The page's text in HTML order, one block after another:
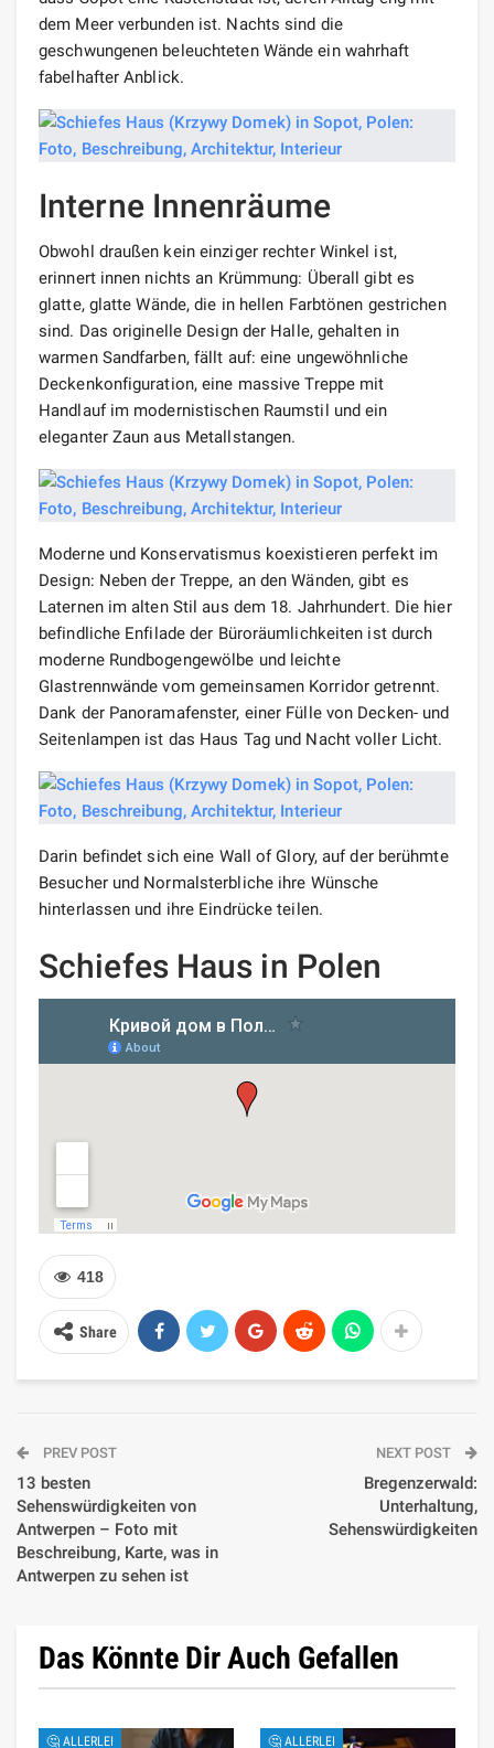
dem Meer verbunden ist. Nachts sind die
geschwungenen beleuchteten Wände ein wahrhaft
fabelhafter Anblick.
Interne Innenräume
Obwohl draußen kein einziger rechter Winkel ist,
erinnert innen nichts an Krümmung: Überall gibt es
glatte, glatte Wände, die in hellen Farbtönen gestrichen
sind. Das originelle Design der Halle, gehalten in
warmen Sandfarben, fällt auf: eine ungewöhnliche
Deckenkonfiguration, eine massive Treppe mit
Handlauf im modernistischen Raumstil und ein
eleganter Zaun aus Metallstangen.
Moderne und Konservatismus koexistieren perfekt im
Design: Neben der Treppe, an den Wänden, gibt es
Laternen im alten Stil aus dem 18. Jahrhundert. Die hier
befindliche Enfilade der Büroräumlichkeiten ist durch
moderne Rundbogengewölbe und leichte
Glastrennwände vom gemeinsamen Korridor getrennt.
Dank der Panoramafenster, einer Fülle von Decken- und
Seitenlampen ist das Haus Tag und Nacht voller Licht.
Darin befindet sich eine Wall of Glory, auf der berühmte
Besucher und Normalsterbliche ihre Wünsche
hinterlassen und ihre Eindrücke teilen.
Schiefes Haus in Polen
418
Share
PREV POST
13 besten
Sehenswürdigkeiten von
Antwerpen – Foto mit
Beschreibung, Karte, was in
Antwerpen zu sehen ist
NEXT POST
Bregenzerwald:
Unterhaltung,
Sehenswürdigkeiten
Das Könnte Dir Auch Gefallen
🤔 ALLERLEI 🤔 ALLERLEI